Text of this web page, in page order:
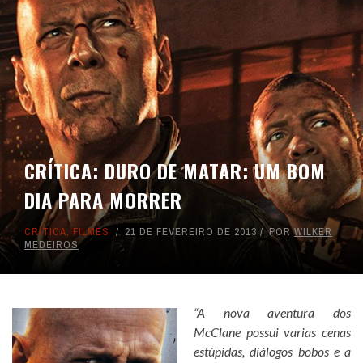
CRÍTICA: DURO DE MATAR: UM BOM
DIA PARA MORRER
CRÍTICA,FILMES 21 DE FEVEREIRO DE 2013 PORWILKER
MEDEIROS
“A nova aventura dos
McClane possui varias cenas
estúpidas, diálogos bobos e a